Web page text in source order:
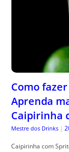
Como
Aprenda
Caipirinha
Mestre dos Drinks |
Caipirinha com